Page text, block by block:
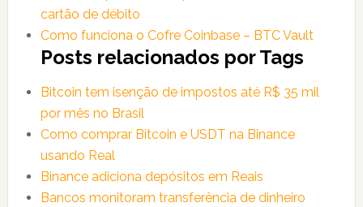
cartão de débito
Como funciona o Cofre Coinbase – BTC Vault
Posts relacionados por Tags
Bitcoin tem isenção de impostos até R$ 35 mil
por mês no Brasil
Como comprar Bitcoin e USDT na Binance
usando Real
Binance adiciona depósitos em Reais
Bancos monitoram transferência de dinheiro